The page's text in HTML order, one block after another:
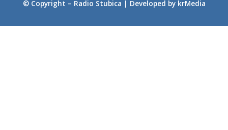
© Copyright – Radio Stubica | Developed by krMedia